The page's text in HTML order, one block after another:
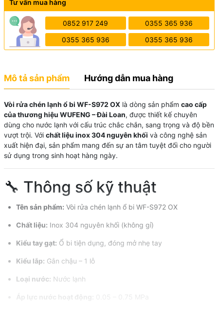
Tư vấn mua hàng
0852 917 249 0355 365 936
0355 365 936 0355 365 936
Mô tả sản phẩm Hướng dẫn mua hàng
Vòi rửa chén lạnh ổ bi WF-S972 OXlà dòng sản phẩm cao cấp
của thương hiệu WUFENG – Đài Loan, được thiết kế chuyên
dùng cho nước lạnh với cấu trúc chắc chắn, sang trọng và độ bền
vượt trội. Với chất liệu inox 304 nguyên khối và công nghệ sản
xuất hiện đại, sản phẩm mang đến sự an tâm tuyệt đối cho người
sử dụng trong sinh hoạt hàng ngày.
🔧 Thông số kỹ thuật
Tên sản phẩm: Vòi rửa chén lạnh ổ bi WF-S972 OX
Chất liệu: Inox 304 nguyên khối (không gỉ)
Kiểu tay gạt: Ổ bi tiện dụng, đóng mở nhẹ tay
Kiểu lắp: Gắn chậu – 1 lỗ
Loại nước: Nước lạnh